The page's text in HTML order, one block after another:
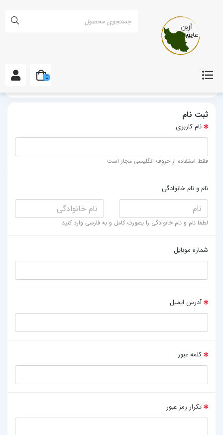
ثبت نام
نام کاربری
فقط استفاده از حروف انگلیسی مجاز است
نام و نام خانوادگی
لطفا نام و نام خانوادگی را بصورت کامل و به فارسی وارد کنید.
شماره موبایل
آدرس ایمیل
کلمه عبور
تکرار رمز عبور
0